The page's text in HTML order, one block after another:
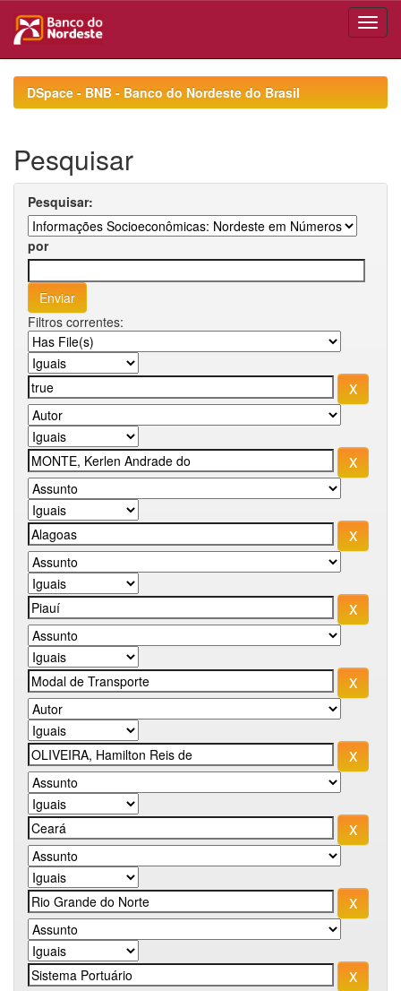
navigationDSpace - BNB - Banco do Nordeste do Brasil
Pesquisar
Pesquisar:
por
Filtros correntes: